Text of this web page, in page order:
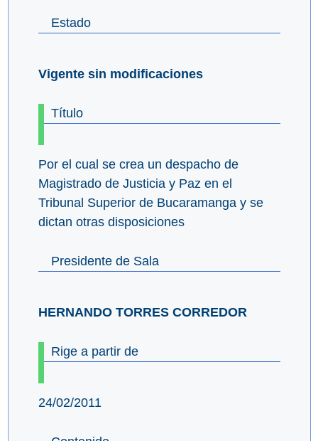
Estado
Vigente sin modificaciones
Título
Por el cual se crea un despacho de
Magistrado de Justicia y Paz en el
Tribunal Superior de Bucaramanga y se
dictan otras disposiciones
Presidente de Sala
HERNANDO TORRES CORREDOR
Rige a partir de
24/02/2011